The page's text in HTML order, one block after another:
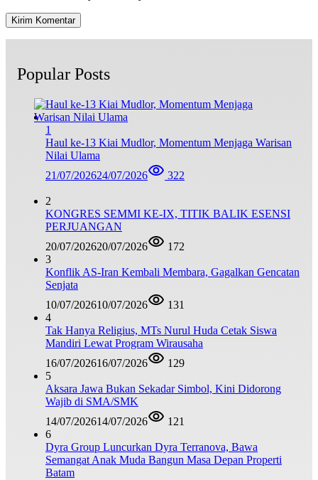
Popular Posts
1
Haul ke-13 Kiai Mudlor, Momentum Menjaga Warisan
Nilai Ulama
21/07/202624/07/2026 322
2
KONGRES SEMMI KE-IX, TITIK BALIK ESENSI
PERJUANGAN
20/07/202620/07/2026
172
3
Konflik AS-Iran Kembali Membara, Gagalkan Gencatan
Senjata
10/07/202610/07/2026
131
4
Tak Hanya Religius, MTs Nurul Huda Cetak Siswa
Mandiri Lewat Program Wirausaha
16/07/202616/07/2026
129
5
Aksara Jawa Bukan Sekadar Simbol, Kini Didorong
Wajib di SMA/SMK
14/07/202614/07/2026
121
6
Dyra Group Luncurkan Dyra Terranova, Bawa
Semangat Anak Muda Bangun Masa Depan Properti
Batam